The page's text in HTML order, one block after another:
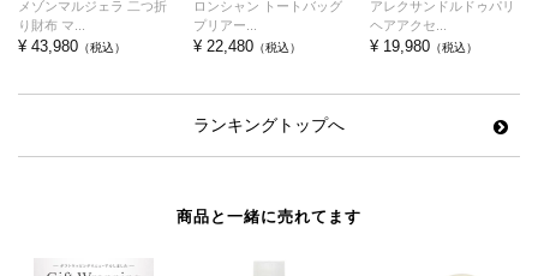
メゾンマルジェラ 二つ折
り財布 マ...
¥ 43,980 （税込）
ロンシャン トートバッグ
プリアー...
¥ 22,480 （税込）
アレクサンドルドゥパリ
ヘアアクセ...
¥ 19,980（税込）
ランキングトップへ
商品と一緒に売れてます